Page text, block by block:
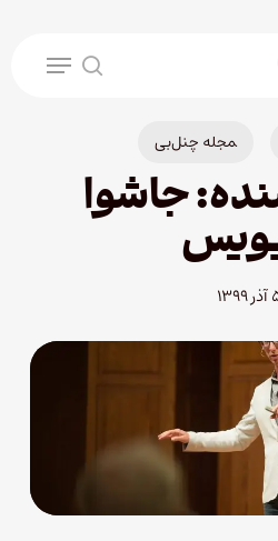
search
Menu
مجله چنل‌بی
جاشوا